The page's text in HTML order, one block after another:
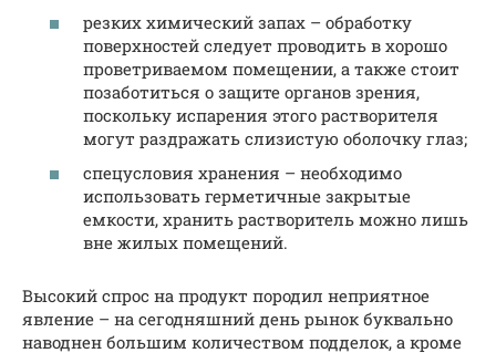
резких химический запах – обработку
поверхностей следует проводить в хорошо
проветриваемом помещении, а также стоит
позаботиться о защите органов зрения,
поскольку испарения этого растворителя
могут раздражать слизистую оболочку глаз;
спецусловия хранения – необходимо
использовать герметичные закрытые
емкости, хранить растворитель можно лишь
вне жилых помещений.
Высокий спрос на продукт породил неприятное
явление – на сегодняшний день рынок буквально
наводнен большим количеством подделок, а кроме